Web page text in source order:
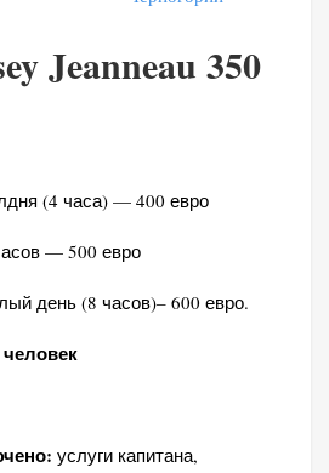
Jeanneau 350
(4 часа) — 400 евро
— 500 евро
день (8 часов)– 600 евро.
услуги капитана,